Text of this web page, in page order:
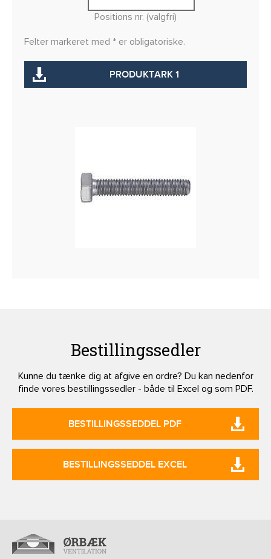
Positions nr. (valgfri)
Felter markeret med * er obligatoriske.
PRODUKTARK 1
Bestillingssedler
Kunne du tænke dig at afgive en ordre? Du kan nedenfor
finde vores bestillingssedler - både til Excel og som PDF.
BESTILLINGSSEDDEL PDF
BESTILLINGSSEDDEL EXCEL